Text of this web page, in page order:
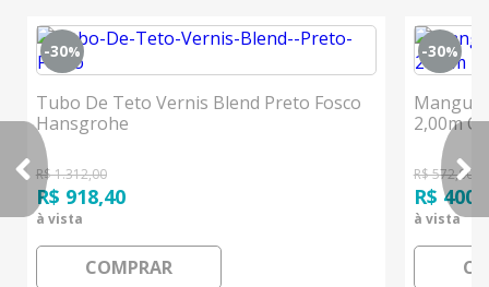
-30%
Tubo De Teto Vernis Blend Preto Fosco
Hansgrohe
R$ 1.312,00
R$ 918,40
à vista
COMPRAR
-30%
2,00m
R$ 572,00
R$
à vista